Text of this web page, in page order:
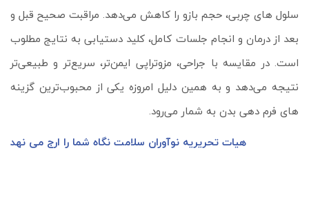
سلول‌ های چربی، حجم بازو را کاهش می‌دهد. مراقبت صحیح قبل و
بعد از درمان و انجام جلسات کامل، کلید دستیابی به نتایج مطلوب
است. در مقایسه با جراحی، مزوتراپی ایمن‌تر، سریع‌تر و طبیعی‌تر
نتیجه می‌دهد و به همین دلیل امروزه یکی از محبوب‌ترین گزینه‌
های فرم‌ دهی بدن به شمار می‌رود.
هیات تحریریه نوآوران سلامت نگاه شما را ارج می نهد